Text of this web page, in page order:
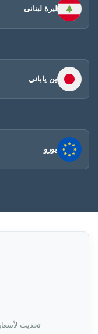
ليرة لبنانى
ين ياباني
يورو
تحديث